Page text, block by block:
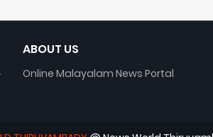
ABOUT US
Online Malayalam News Portal